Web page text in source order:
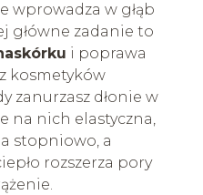
wprowadza w głąb
główne zadanie to
i poprawa
kosmetyków
zanurzasz dłonie w
na nich elastyczna,
stopniowo, a
rozszerza pory